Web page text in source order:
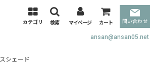
カテゴリ 検索 マイページ カート 問い合わせ
ansan@ansan05.net
シェード